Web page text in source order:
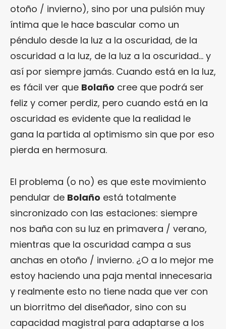
otoño / invierno), sino por una pulsión muy
íntima que le hace bascular como un
péndulo desde la luz a la oscuridad, de la
oscuridad a la luz, de la luz a la oscuridad… y
así por siempre jamás. Cuando está en la luz,
es fácil ver que Bolaño cree que podrá ser
feliz y comer perdiz, pero cuando está en la
oscuridad es evidente que la realidad le
gana la partida al optimismo sin que por eso
pierda en hermosura.
El problema (o no) es que este movimiento
pendular de Bolaño está totalmente
sincronizado con las estaciones: siempre
nos baña con su luz en primavera / verano,
mientras que la oscuridad campa a sus
anchas en otoño / invierno. ¿O a lo mejor me
estoy haciendo una paja mental innecesaria
y realmente esto no tiene nada que ver con
un biorritmo del diseñador, sino con su
capacidad magistral para adaptarse a los